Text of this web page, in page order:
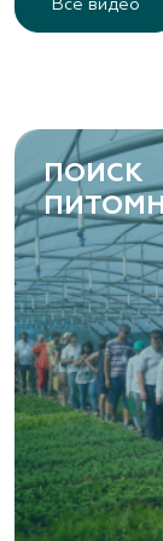
Все видео
ПОИСК